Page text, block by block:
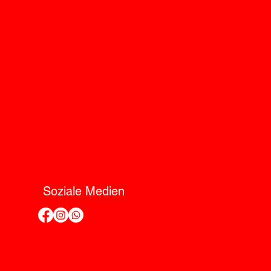
Soziale Medien